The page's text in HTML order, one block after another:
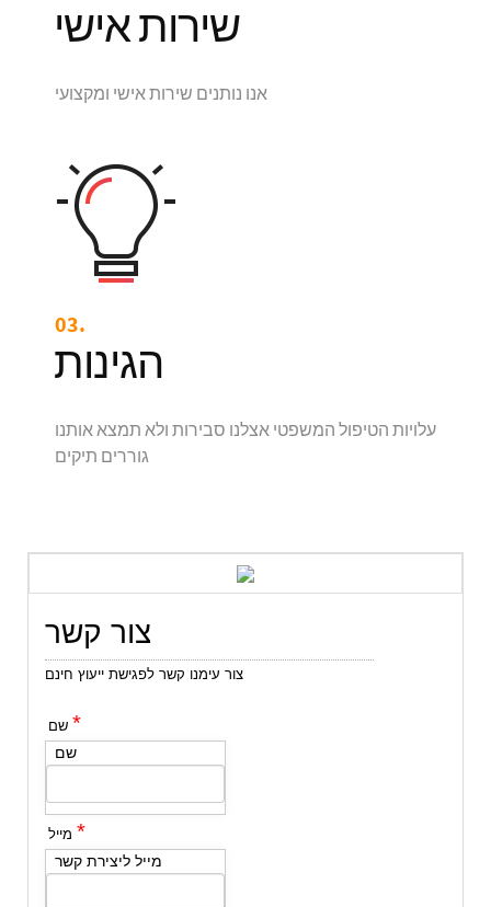
שירות אישי
אנו נותנים שירות אישי ומקצועי
03.
הגינות
עלויות הטיפול המשפטי אצלנו סבירות ולא תמצא אותנו
גוררים תיקים
צור קשר
צור עימנו קשר לפגישת ייעוץ חינם
*
שם
*
מייל ליצירת קשר